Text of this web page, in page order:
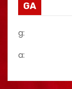
GA
g:
a: